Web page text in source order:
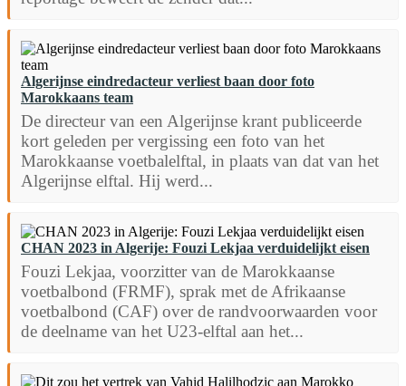
Algerijnse eindredacteur verliest baan door foto
Marokkaans team
De directeur van een Algerijnse krant publiceerde
kort geleden per vergissing een foto van het
Marokkaanse voetbalelftal, in plaats van dat van het
Algerijnse elftal. Hij werd...
CHAN 2023 in Algerije: Fouzi Lekjaa verduidelijkt eisen
Fouzi Lekjaa, voorzitter van de Marokkaanse
voetbalbond (FRMF), sprak met de Afrikaanse
voetbalbond (CAF) over de randvoorwaarden voor
de deelname van het U23-elftal aan het...